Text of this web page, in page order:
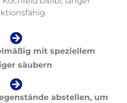
mit speziellem
säubern
abstellen, um